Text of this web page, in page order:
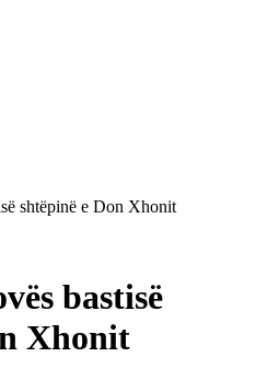
shtëpinë e Don Xhonit
bastisë
Xhonit